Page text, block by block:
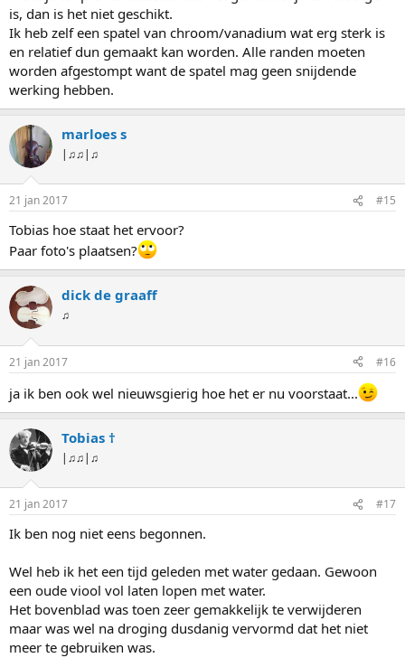
is, dan is het niet geschikt.
Ik heb zelf een spatel van chroom/vanadium wat erg sterk is
en relatief dun gemaakt kan worden. Alle randen moeten
worden afgestompt want de spatel mag geen snijdende
werking hebben.
marloes s
|♫♫|♫
21 jan 2017 #15
Tobias hoe staat het ervoor?
Paar foto's plaatsen?
dick de graaff
♫
21 jan 2017 #16
ja ik ben ook wel nieuwsgierig hoe het er nu voorstaat...
Tobias †
|♫♫|♫
21 jan 2017 #17
Ik ben nog niet eens begonnen.
Wel heb ik het een tijd geleden met water gedaan. Gewoon
een oude viool vol laten lopen met water.
Het bovenblad was toen zeer gemakkelijk te verwijderen
maar was wel na droging dusdanig vervormd dat het niet
meer te gebruiken was.